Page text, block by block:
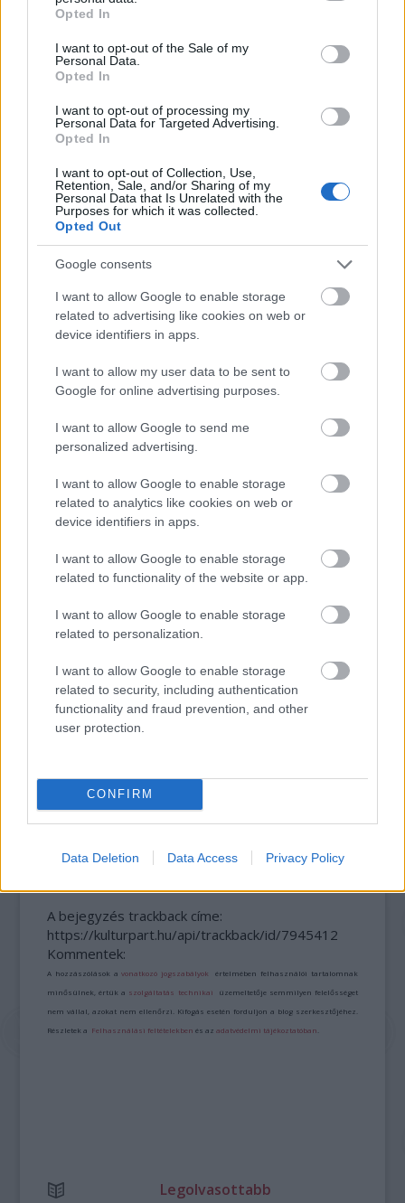
grant or deny consent to Google and its third-party tags to
use your data for below specified purposes in below Google
consent section.
Opted In
I want to opt-out of the Sale of my
Personal Data.
Opted In
I want to opt-out of processing my
Personal Data for Targeted Advertising.
Opted In
I want to opt-out of Collection, Use,
Retention, Sale, and/or Sharing of my
Personal Data that Is Unrelated with the
Purposes for which it was collected.
Opted Out
Google consents
I want to allow Google to enable storage
related to advertising like cookies on web or
device identifiers in apps.
I want to allow my user data to be sent to
Google for online advertising purposes.
I want to allow Google to send me
personalized advertising.
I want to allow Google to enable storage
related to analytics like cookies on web or
device identifiers in apps.
I want to allow Google to enable storage
related to functionality of the website or app.
I want to allow Google to enable storage
related to personalization.
I want to allow Google to enable storage
related to security, including authentication
functionality and fraud prevention, and other
user protection.
CONFIRM
Data Deletion Data Access Privacy Policy
hozzátéve, hogy a pénzérmék súlya elérte a
Az ókori szerzők arról is említést tesznek,
talentum is összegyűlt, így a pénzérmék
összsúlya elérhette a 260 tonnát.
részét aranypénzek alkották, így
értelemszerűen a pénztár súlya is
lényegesen kisebb lehetett, bár a kanadai
kutató ezt kevéssé tartja valószínűnek.
"Athénban csekély számban vertek
gazdag ezüstbányák, amelyekről Aiszkhülosz,
a tragédia atyja is említést tesz" - emelte ki
Spencer Pope.
Forrás: Hirado.hu
Kutatás Régészet Ókor Lavór
BARLANGJÁT
VILÁGVISZONYLATBAN IS JELENTŐS RÉGÉSZETI
A bejegyzés trackback címe:
https://kulturpart.hu/api/trackback/id/7945412
Kommentek:
A hozzászólások avonatkozó jogszabályok értelmében felhasználói tartalomnak
minősülnek, értük a szolgáltatás technikai üzemeltetője semmilyen felelősséget
nem vállal, azokat nem ellenőrzi. Kifogás esetén forduljon a blog szerkesztőjéhez.
Részletek a Felhasználási feltételekben és azadatvédelmi tájékoztatóban
Legolvasottabb